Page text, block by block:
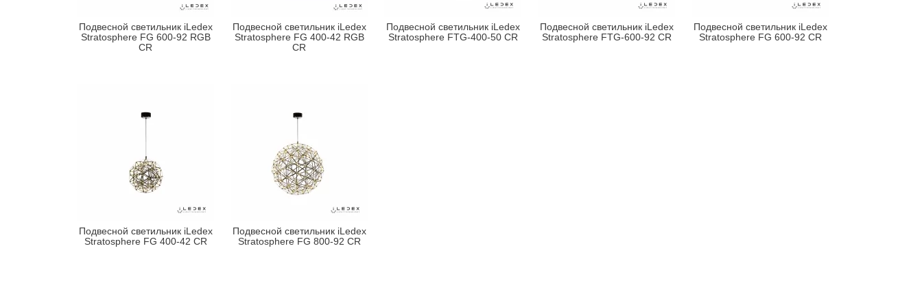
Подвесной светильник iLedex
Stratosphere FG 600-92 RGB
CR
Подвесной светильник iLedex
Stratosphere FG 400-42 RGB
CR
Подвесной светильник iLedex
Stratosphere FTG-400-50 CR
Подвесной светильник iLedex
Stratosphere FTG-600-92 CR
Подвесной светильник iLedex
Stratosphere FG 600-92 CR
Подвесной светильник iLedex
Stratosphere FG 400-42 CR
Подвесной светильник iLedex
Stratosphere FG 800-92 CR